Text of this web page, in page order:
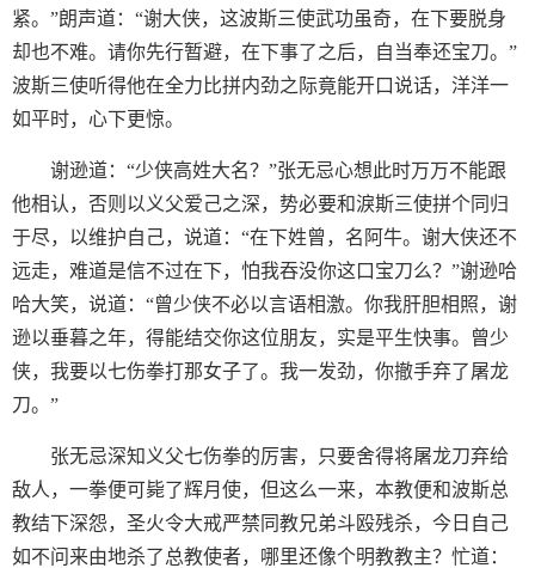
紧。”朗声道：“谢大侠，这波斯三使武功虽奇，在下要脱身
却也不难。请你先行暂避，在下事了之后，自当奉还宝刀。”
波斯三使听得他在全力比拼内劲之际竟能开口说话，洋洋一
如平时，心下更惊。
谢逊道：“少侠高姓大名？”张无忌心想此时万万不能跟
他相认，否则以义父爱己之深，势必要和淚斯三使拼个同归
于尽，以维护自己，说道：“在下姓曾，名阿牛。谢大侠还不
远走，难道是信不过在下，怕我吞没你这口宝刀么？”谢逊哈
哈大笑，说道：“曾少侠不必以言语相激。你我肝胆相照，谢
逊以垂暮之年，得能结交你这位朋友，实是平生快事。曾少
侠，我要以七伤拳打那女子了。我一发劲，你撤手弃了屠龙
刀。”
张无忌深知义父七伤拳的厉害，只要舍得将屠龙刀弃给
敌人，一拳便可毙了辉月使，但这么一来，本教便和波斯总
教结下深怨，圣火令大戒严禁同教兄弟斗殴残杀，今日自己
如不问来由地杀了总教使者，哪里还像个明教教主？忙道：